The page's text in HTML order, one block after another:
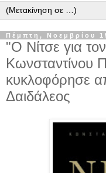
Πέμπτη, Νοεμβρίου
"Ο Νίτσε για
Κωνσταντίνου
κυκλοφόρησε
Δαιδάλεος